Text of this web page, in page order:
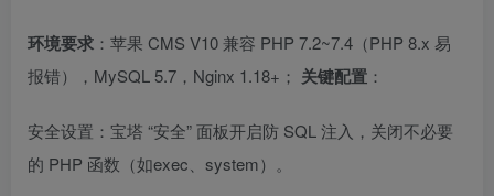
环境要求 ：苹果 CMS V10 兼容 PHP 7.2~7.4（PHP 8.x 易
报错），MySQL 5.7，Nginx 1.18+； 关键配置 ：
安全设置：宝塔 “安全” 面板开启防 SQL 注入，关闭不必要
的 PHP 函数（如exec、system）。